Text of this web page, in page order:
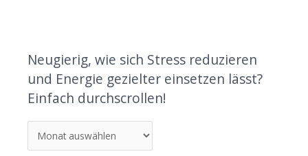
Neugierig, wie sich Stress reduzieren
und Energie gezielter einsetzen lässt?
Einfach durchscrollen!